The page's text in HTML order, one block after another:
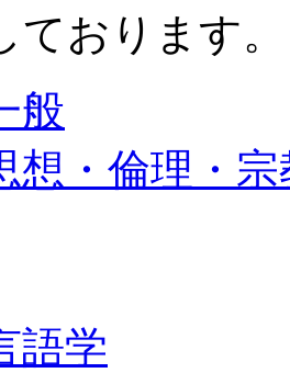
ております。
般
想・倫理・宗
語学